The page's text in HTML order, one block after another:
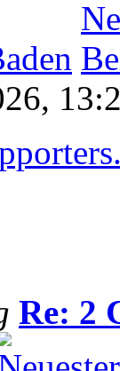
Re: 2